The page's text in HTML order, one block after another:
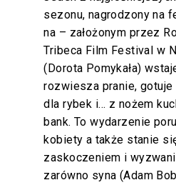
sezonu, nagrodzony na
na – założonym przez
Tribeca Film Festival w
(Dorota Pomykała)
rozwiesza pranie, gotuje
dla rybek i… z nożem
bank. To wydarzenie
kobiety a także stanie
zaskoczeniem i
zarówno syna (Adam